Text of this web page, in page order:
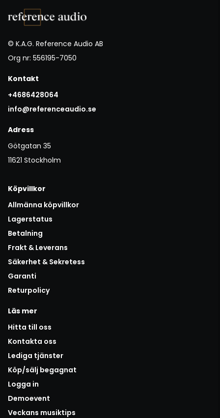
© K.A.G. Reference Audio AB
Org nr: 556195-7050
Kontakt
+4686428064
info@referenceaudio.se
Adress
Götgatan 35
11621 Stockholm
Köpvillkor
Allmänna köpvillkor
Lagerstatus
Betalning
Frakt & Leverans
Säkerhet & Sekretess
Garanti
Returpolicy
Läs mer
Hitta till oss
Kontakta oss
Lediga tjänster
Köp/sälj begagnat
Logga in
Demoevent
Veckans musiktips